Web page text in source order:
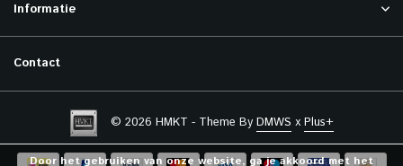
Informatie
Contact
© 2026 HMKT - Theme By DMWS x Plus+
Door het gebruiken van onze website, ga je akkoord met het